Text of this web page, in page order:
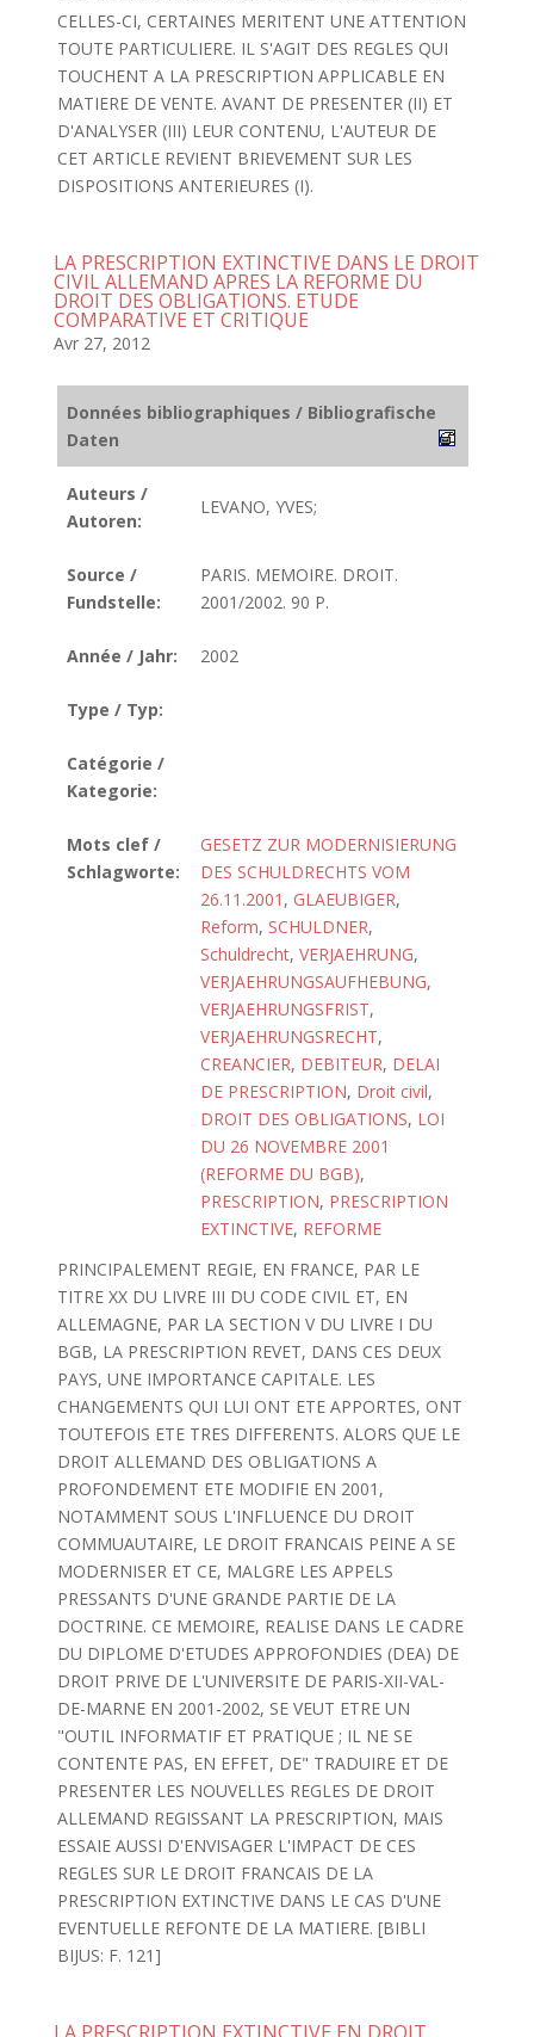
CELLES-CI, CERTAINES MERITENT UNE ATTENTION
TOUTE PARTICULIERE. IL S'AGIT DES REGLES QUI
TOUCHENT A LA PRESCRIPTION APPLICABLE EN
MATIERE DE VENTE. AVANT DE PRESENTER (II) ET
D'ANALYSER (III) LEUR CONTENU, L'AUTEUR DE
CET ARTICLE REVIENT BRIEVEMENT SUR LES
DISPOSITIONS ANTERIEURES (I).
LA PRESCRIPTION EXTINCTIVE DANS LE DROIT
CIVIL ALLEMAND APRES LA REFORME DU
DROIT DES OBLIGATIONS. ETUDE
COMPARATIVE ET CRITIQUE
Avr 27, 2012
Données bibliographiques / Bibliografische
Daten
Auteurs /
Autoren:
LEVANO, YVES;
Source /
Fundstelle:
PARIS. MEMOIRE. DROIT.
2001/2002. 90 P.
Année / Jahr: 2002
Type / Typ:
Catégorie /
Kategorie:
Mots clef /
Schlagworte:
GESETZ ZUR MODERNISIERUNG
DES SCHULDRECHTS VOM
26.11.2001 , GLAEUBIGER,
Reform, SCHULDNER,
Schuldrecht, VERJAEHRUNG,
VERJAEHRUNGSAUFHEBUNG,
VERJAEHRUNGSFRIST,
VERJAEHRUNGSRECHT,
CREANCIER, DEBITEUR, DELAI
DE PRESCRIPTION, Droit civil,
DROIT DES OBLIGATIONS, LOI
DU 26 NOVEMBRE 2001
(REFORME DU BGB),
PRESCRIPTION, PRESCRIPTION
EXTINCTIVE, REFORME
PRINCIPALEMENT REGIE, EN FRANCE, PAR LE
TITRE XX DU LIVRE III DU CODE CIVIL ET, EN
ALLEMAGNE, PAR LA SECTION V DU LIVRE I DU
BGB, LA PRESCRIPTION REVET, DANS CES DEUX
PAYS, UNE IMPORTANCE CAPITALE. LES
CHANGEMENTS QUI LUI ONT ETE APPORTES, ONT
TOUTEFOIS ETE TRES DIFFERENTS. ALORS QUE LE
DROIT ALLEMAND DES OBLIGATIONS A
PROFONDEMENT ETE MODIFIE EN 2001,
NOTAMMENT SOUS L'INFLUENCE DU DROIT
COMMUAUTAIRE, LE DROIT FRANCAIS PEINE A SE
MODERNISER ET CE, MALGRE LES APPELS
PRESSANTS D'UNE GRANDE PARTIE DE LA
DOCTRINE. CE MEMOIRE, REALISE DANS LE CADRE
DU DIPLOME D'ETUDES APPROFONDIES (DEA) DE
DROIT PRIVE DE L'UNIVERSITE DE PARIS-XII-VAL-
DE-MARNE EN 2001-2002, SE VEUT ETRE UN
"OUTIL INFORMATIF ET PRATIQUE ; IL NE SE
CONTENTE PAS, EN EFFET, DE" TRADUIRE ET DE
PRESENTER LES NOUVELLES REGLES DE DROIT
ALLEMAND REGISSANT LA PRESCRIPTION, MAIS
ESSAIE AUSSI D'ENVISAGER L'IMPACT DE CES
REGLES SUR LE DROIT FRANCAIS DE LA
PRESCRIPTION EXTINCTIVE DANS LE CAS D'UNE
EVENTUELLE REFONTE DE LA MATIERE. [BIBLI
BIJUS: F. 121]